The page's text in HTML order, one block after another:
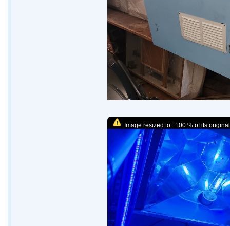
Image resized to : 100 % of its